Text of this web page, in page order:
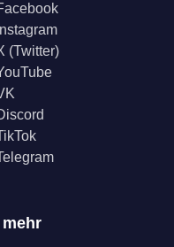
Instagram
(Twitter)